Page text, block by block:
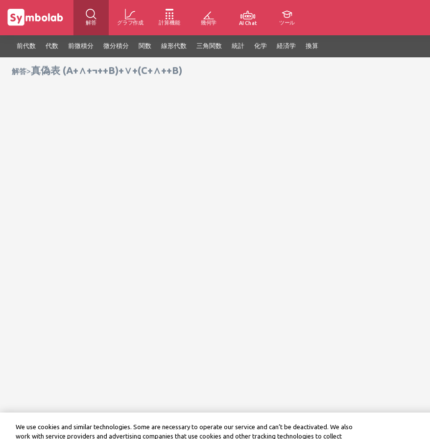
解答 グラフ作成 計算機能 幾何学 AI Chat ツール
前代数 代数 前微積分 微分積分 関数 線形代数 三角関数 統計 化学 経済学 換算
解答>真偽表 (A+∧+¬++B)+∨+(C+∧++B)
We use cookies and similar technologies. Some are necessary to operate our service and can’t be deactivated. We also
work with service providers and advertising companies that use cookies and other tracking technologies to collect